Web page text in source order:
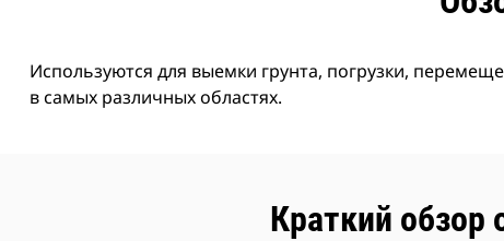
Используются для выемки грунта, погрузки,
в самых различных областях.
Краткий обзор